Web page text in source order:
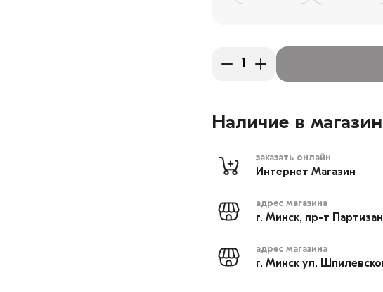
Наличие в
заказать онлайн
Интернет Магазин
адрес магазина
г. Минск, пр-т
адрес магазина
г. Минск ул.